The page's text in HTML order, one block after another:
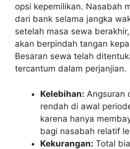
opsi kepemilikan. Nasabah
dari bank selama jangka
setelah masa sewa
akan berpindah tangan
Besaran sewa telah
tercantum dalam perjanjian.
Kelebihan: Angsuran
rendah di awal
karena hanya
bagi nasabah relatif
Kekurangan: Total